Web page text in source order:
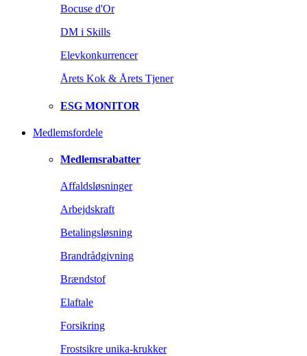
Bocuse d'Or
DM i Skills
Elevkonkurrencer
Årets Kok & Årets Tjener
ESG MONITOR
Medlemsfordele
Medlemsrabatter
Affaldsløsninger
Arbejdskraft
Betalingsløsning
Brandrådgivning
Brændstof
Elaftale
Forsikring
Frostsikre unika-krukker